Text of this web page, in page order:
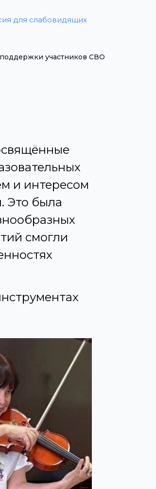
для слабовидящих
участников СВО
и интересом
Это была
смогли